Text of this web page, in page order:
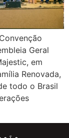
Geral
em
Renovada,
todo o Brasil